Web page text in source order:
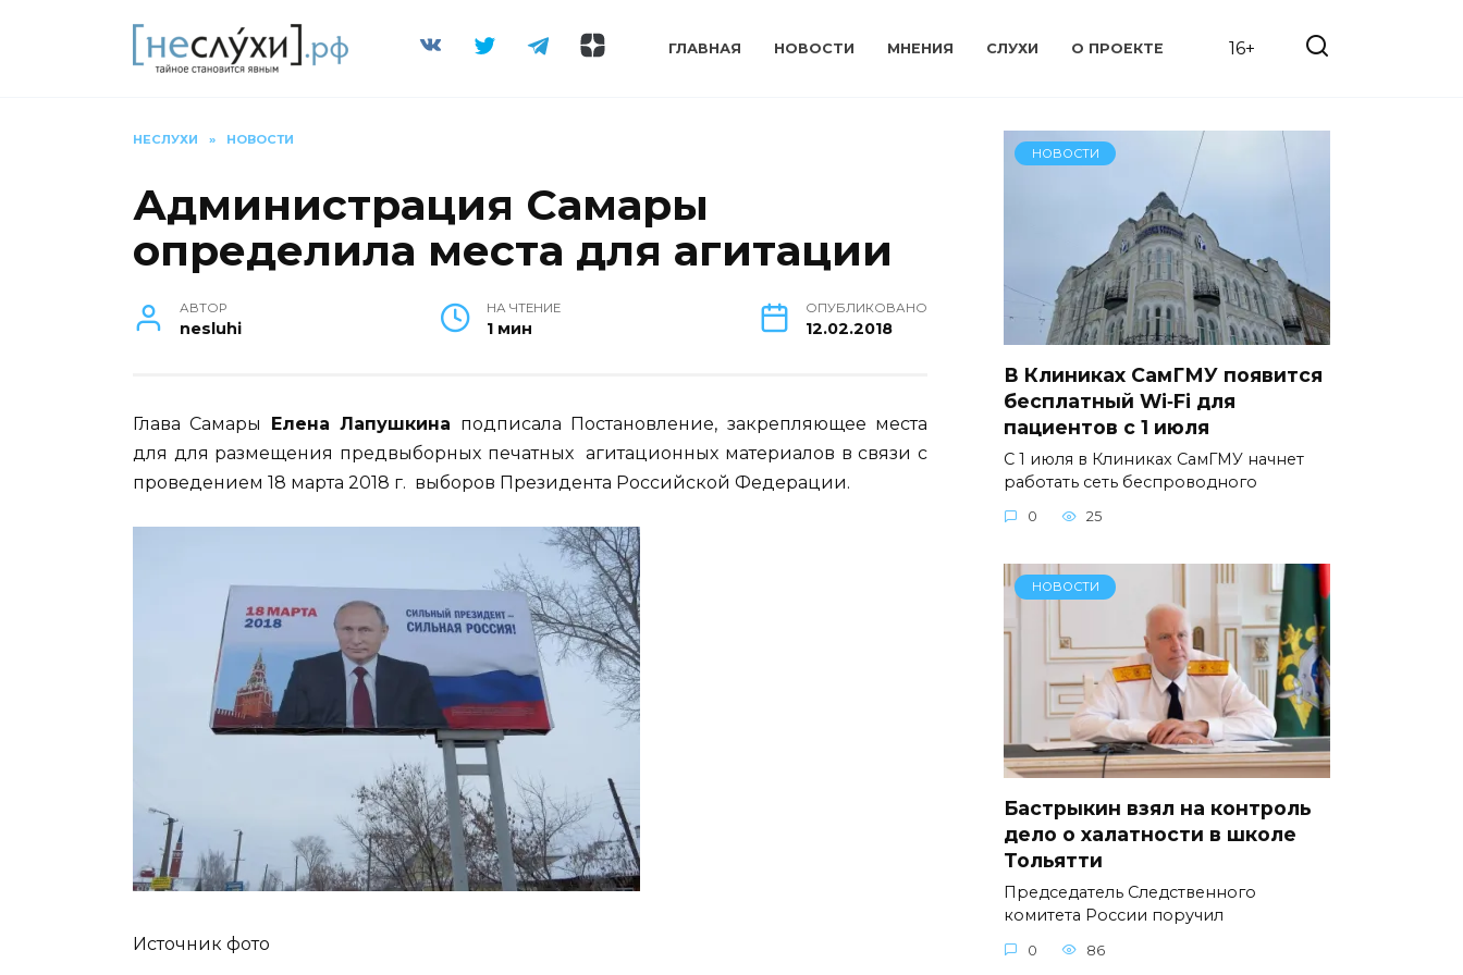
ГЛАВНАЯ НОВОСТИ МНЕНИЯ СЛУХИ О ПРОЕКТЕ 16+
НЕСЛУХИ » НОВОСТИ
Администрация Самары
определила места для агитации
АВТОР
nesluhi
НА ЧТЕНИЕ
1 мин
ОПУБЛИКОВАНО
12.02.2018
Глава Самары Елена Лапушкина подписала Постановление, закрепляющее места
для для размещения предвыборных печатных агитационных материалов в связи с
проведением 18 марта 2018 г. выборов Президента Российской Федерации.
Источник фото
НОВОСТИ
В Клиниках СамГМУ появится
бесплатный Wi‑Fi для
пациентов с 1 июля
С 1 июля в Клиниках СамГМУ начнет
работать сеть беспроводного
0 25
НОВОСТИ
Бастрыкин взял на контроль
дело о халатности в школе
Тольятти
Председатель Следственного
комитета России поручил
0 86